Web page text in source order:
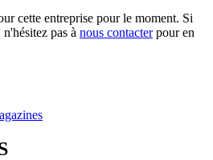
cette entreprise pour le moment. Si
pas à nous contacterpour en